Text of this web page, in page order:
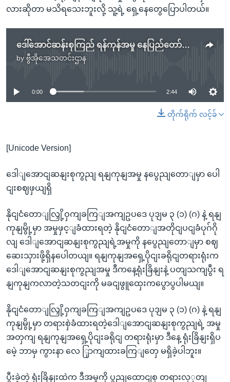
လားဆိုတာ မသိရသေးဘူးလို့ သူ့ရဲ့ ရှေ့နေတွေပြောပါတယ်။
ဒေါ်အောင်ဆန်းစုကြည် ရန်ကုန်အမှု နေပြည်တော်မှာ ပေါင်းစစ်ဖွယ်ရှိ
by ဗွီအိုအေသတင်းဌာန
No media source currently available
0:00 2:44
တိုက်ရိုက် လင့်ခ်
[Unicode Version]
ဒေါျအောငျဆနျးစုကွညျ ရနျကုနျအမှု နပွေညျတောျမှာ ပေါ
ငျးစဈဖှယျရှိ
နိုငျငံတောျလြှို့ဝှကျခကြျအကျဥပဒေ ပုဒျမ ၃ (၁) (ဂ) နဲ့ ရနျ
ကုနျမွို့မှာ အမှုဖှင့ျခံထားရတဲ့ နိုငျငံတောျအတိုငျပငျခံပုဂ်ဂို
လျ ဒေါျအောငျဆနျးစုကွညျရဲ့အမှုကို နပွေညျတောျမှာ စဈ
ဆေးသှားဖို့ရှိနပေါတယျ။ ရနျကုနျအရှေ့ပိုငျးခရိုငျတရားရုံးက
ဒေါျအောငျဆနျးစုကွညျအမှု ဒီကနေ့ရုံးခြိနျးနဲ့ ပတျသကျပွီး ရ
နျကုနျကလာတဲ့သတငျးကို မခငျဖွူထှေးကပွောပွပါမယျ။
နိုငျငံတောျလြှို့ဝှကျခကြျအကျဥပဒေ ပုဒျမ ၃ (၁) (ဂ) နဲ့ ရနျ
ကုနျမွို့မှာ တရားစှဲခံထားရတဲ့ဒေါျအောငျဆနျးစုကွညျရဲ့ အမှု
အတှကျ ရနျကုနျအရှေ့ပိုငျးခရိုငျ တရားရုံးမှာ ဒီနေ့ ရုံးခြိနျးရှိပ
မေဲ့ ဘာမှ ကွားနာ လေ ြှာကျထားခကြျတှေ မရှိခဲ့ပါဘူး။
ပွီးခဲ့တဲ့ ရုံးခြိနျးထဲက ဒီအမှုကို ပွညျထောငျစု တရားလှှတျ